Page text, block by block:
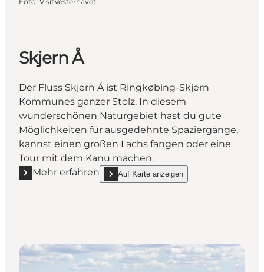
Skjern Å
Der Fluss Skjern Å ist Ringkøbing-Skjern
Kommunes ganzer Stolz. In diesem
wunderschönen Naturgebiet hast du gute
Möglichkeiten für ausgedehnte Spaziergänge,
kannst einen großen Lachs fangen oder eine
Tour mit dem Kanu machen.
Mehr erfahren
Mehr erfahren "Skjern Å"Auf Karte anzeigen
show Skjern Å on_map